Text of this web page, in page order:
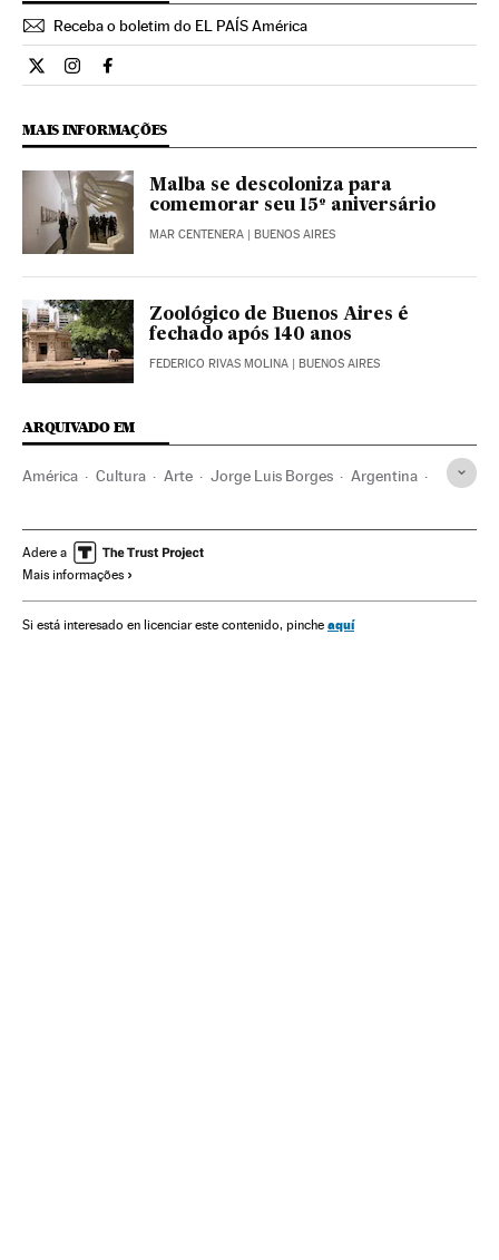
Receba o boletim do EL PAÍS América
Cultura El País Brasil en Twitter
Cultura El País Brasil en Instagram
Cultura El País Brasil en Facebook
MAIS INFORMAÇÕES
Malba se descoloniza para
comemorar seu 15º aniversário
MAR CENTENERA | BUENOS AIRES
Zoológico de Buenos Aires é
fechado após 140 anos
FEDERICO RIVAS MOLINA | BUENOS AIRES
ARQUIVADO EM
América Cultura Arte Jorge Luis Borges Argentina
Serviços informação Patrimônio cultural
América do Sul
Adere a
Mais informações
Si está interesado en licenciar este contenido, pinche aquí